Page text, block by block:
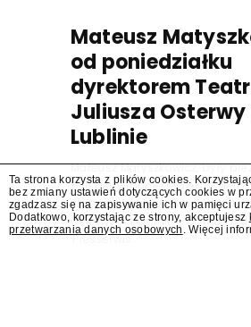
Mateusz
od poniedziałku
dyrektorem
Juliusza Osterwy
Lublinie
Mateusz Matyszkowicz, były
Polskiej, w poniedziałek 10
stanowisko dyrektora Teatru im.
Osterwy w Lublinie – dowiedział
"Presserwis".
Ta strona korzysta z plików cookies.
bez zmiany ustawień dotyczących cookies w
zgadzasz się na zapisywanie ich w pamięci
Dodatkowo, korzystając ze strony, akceptujesz
przetwarzania danych osobowych . Więcej